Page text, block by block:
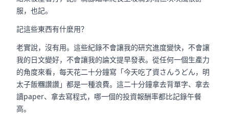
服，也記。
記這些東西有什麼用？
老實說，沒有用。這些紀錄不會讓我的研究進度變快，不會讓
我的日文變好，不會讓我的論文提早發表。從任何一個生產力
的角度來看，每天花二十分鐘寫「今天吃了資さんうどん，明
太子飯糰讚讚」都是一種浪費。這二十分鐘拿去背單字、拿去
讀paper、拿去寫程式，哪一個的投資報酬率都比記錄午餐
高。